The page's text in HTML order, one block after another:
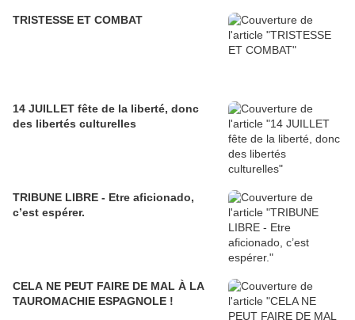
TRISTESSE ET COMBAT
14 JUILLET fête de la liberté, donc
des libertés culturelles
TRIBUNE LIBRE - Etre aficionado,
c’est espérer.
CELA NE PEUT FAIRE DE MAL À LA
TAUROMACHIE ESPAGNOLE !